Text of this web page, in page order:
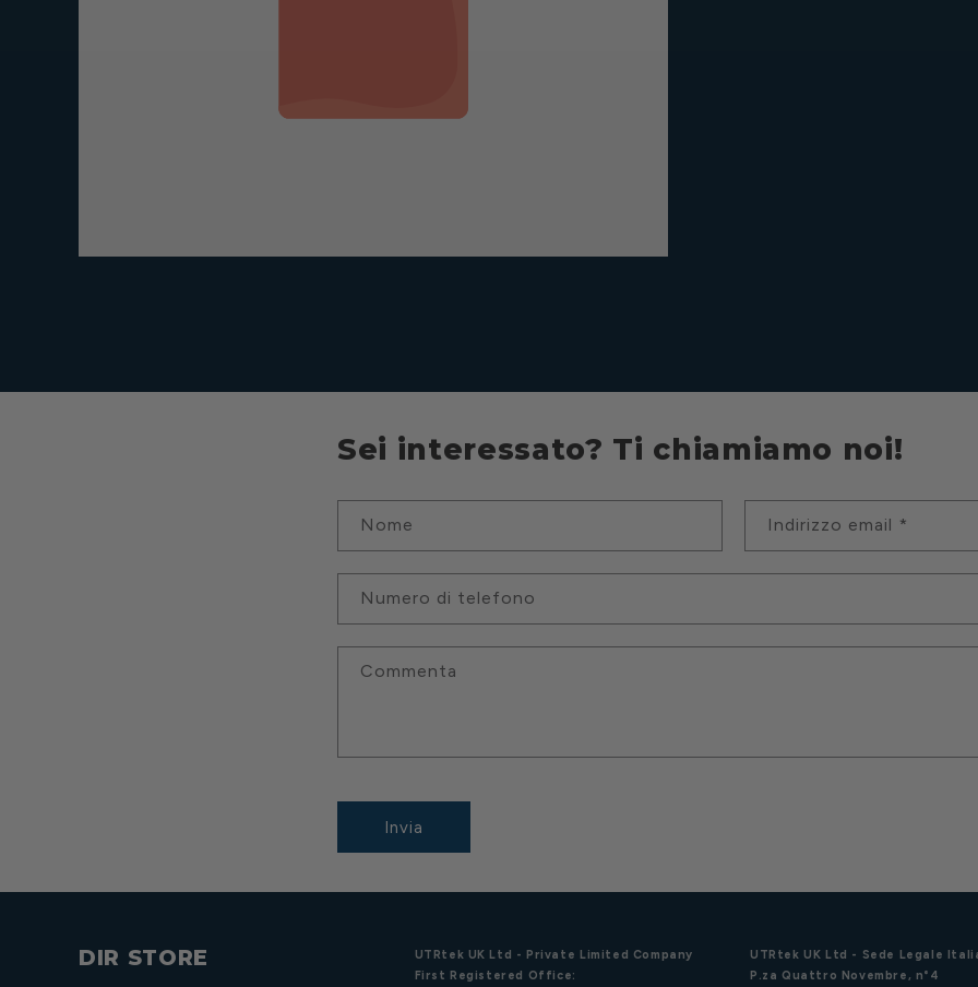
Sei interessato? Ti chiamiamo noi!
Nome Indirizzo email *
Numero di telefono
Commenta
Invia
DIR STORE
UTRtek UK Ltd - Private Limited Company
First Registered Office:
UTRtek UK Ltd - Sede Legale
P.za Quattro Novembre, n°4